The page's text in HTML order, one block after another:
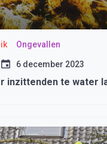
Ongevallen
6 december 2023
inzittenden te water